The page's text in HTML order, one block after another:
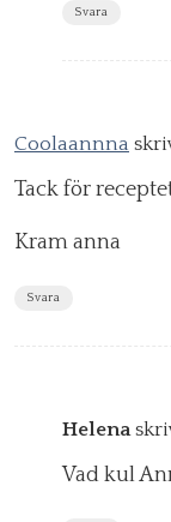
Svara
Coolaannna
Tack för
Kram anna
Svara
Helena
Vad kul